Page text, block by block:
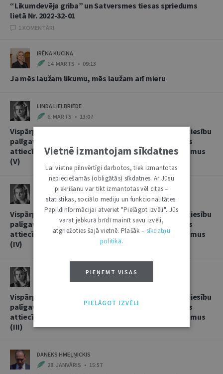
“Likumdevēja griba” un Satversmes tiesas spriedums
lietā Nr. 2022-32-01
1 KOMENTĀRI
IRĒNA KUCINA
14. MARTS • 09:13
Ja mēs laužam likumu, mēs laužam arī mieru
LINDA LIELBRIEDE
6. MARTS • 13:07
Vispārpieņemtās starptautiskās banku prakses kā tiesību
palīgavota vieta un loma kredītiestāžu savstarpējās
attiecībās, sniedzot korespondentbanku pakalpojumus
(V)
LINDA LIELBRIEDE
20. FEBRUĀRIS • 11:13
Vispārpieņemtās starptautiskās banku prakses kā tiesību
palīgavota vieta un loma kredītiestāžu savstarpējās
attiecībās, sniedzot korespondentbanku pakalpojumus
(IV)
4. FEBRUĀRIS • 17:53
Vispārpieņemtās starptautiskās banku prakses kā tiesību
palīgavota vieta un loma kredītiestāžu savstarpējās
attiecībās, sniedzot korespondentbanku pakalpojumus
(III)
DANEKS HMEĻŅICKIS
28. JANVĀRIS • 15:57
Vietnē izmantojam sīkdatnes
Lai vietne pilnvērtīgi darbotos, tiek izmantotas
nepieciešamās (obligātās) sīkdatnes. Ar Jūsu
piekrišanu var tikt izmantotas vēl citas –
statistikas, sociālo mediju un funkcionalitātes.
Papildinformācijai atveriet "Pielāgot izvēli". Jūs
varat jebkurā brīdī mainīt savu izvēli,
atgriežoties šajā vietnē. Plašāk – sīkdatņu
politikā.
PIEŅEMT VISAS
PIELĀGOT IZVĒLI